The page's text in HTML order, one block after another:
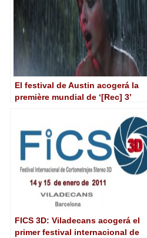
El festival de Austin acogerá la
première mundial de ‘[Rec] 3’
FICS 3D: Viladecans acogerá el
primer festival internacional de